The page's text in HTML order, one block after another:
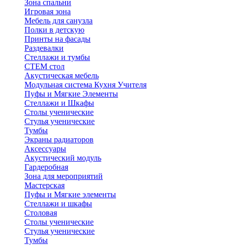
Зона спальни
Игровая зона
Мебель для санузла
Полки в детскую
Принты на фасады
Раздевалки
Стеллажи и тумбы
СТЕМ стол
Акустическая мебель
Модульная система Кухня Учителя
Пуфы и Мягкие Элементы
Стеллажи и Шкафы
Столы ученические
Стулья ученические
Тумбы
Экраны радиаторов
Аксессуары
Акустический модуль
Гардеробная
Зона для мероприятий
Мастерская
Пуфы и Мягкие элементы
Стеллажи и шкафы
Столовая
Столы ученические
Стулья ученические
Тумбы